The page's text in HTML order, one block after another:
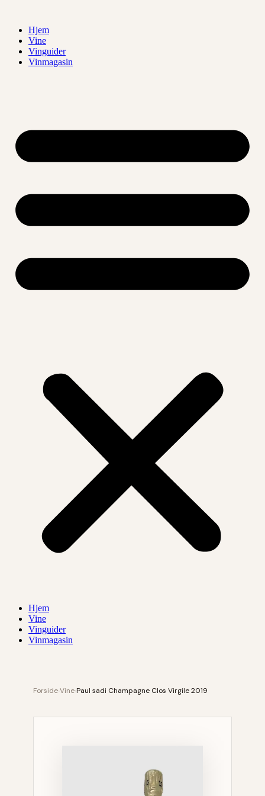
indholdHjem
Vine
Vinguider
Vinmagasin
Hjem
Vine
Vinguider
Vinmagasin
ForsideVinePaul sadi Champagne Clos Virgile 2019